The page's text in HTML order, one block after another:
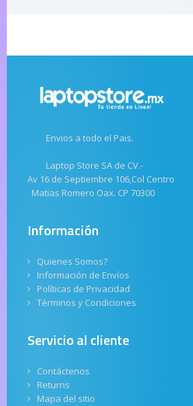
Envios a todo el Pais.
Laptop Store SA de CV.-
Av 16 de Septiembre 106,Col Centro
Matias Romero Oax. CP 70300
Información
Quienes Somos?
Información de Envíos
Políticas de Privacidad
Términos y Condiciones
Servicio al cliente
Contáctenos
Returns
Mapa del sitio